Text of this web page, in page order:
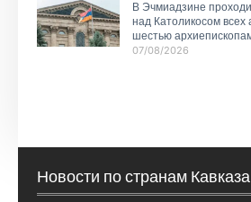
В Эчмиадзине
над Католикосом всех
шестью
07/08/2026
Новости по странам Кавказа